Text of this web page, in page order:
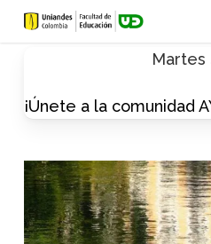
Skip
Martes
¡Únete a la comunidad